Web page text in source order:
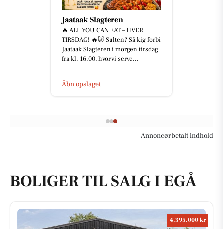
Jaataak Slagteren
🔥 ALL YOU CAN EAT – HVER
TIRSDAG! 🔥🐷 Sulten? Så kig forbi
Jaataak Slagteren i morgen tirsdag
fra kl. 16.00, hvor vi serve...
Åbn opslaget
Annoncørbetalt indhold
BOLIGER TIL SALG I EGÅ
4.395.000 kr